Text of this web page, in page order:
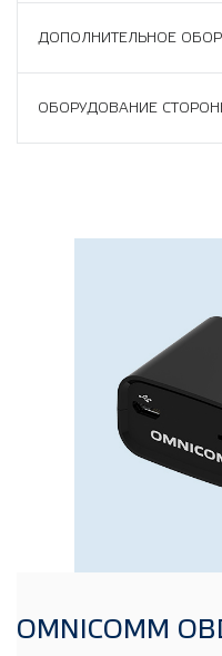
ДОПОЛНИТЕЛЬНОЕ
ОБОРУДОВАНИЕ
OMNICOMM